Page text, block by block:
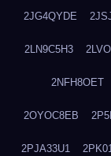
2JG4QYDE
2LN9C5H3
2NFH8OET
2OYOC8EB
2PJA33U1